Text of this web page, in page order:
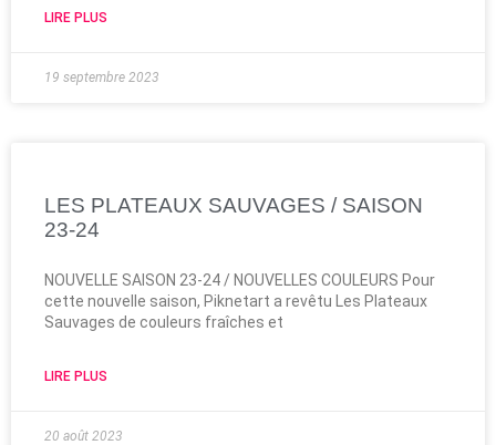
LIRE PLUS
19 septembre 2023
LES PLATEAUX SAUVAGES / SAISON
23-24
NOUVELLE SAISON 23-24 / NOUVELLES COULEURS Pour
cette nouvelle saison, Piknetart a revêtu Les Plateaux
Sauvages de couleurs fraîches et
LIRE PLUS
20 août 2023